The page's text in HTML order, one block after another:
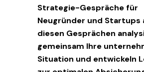
Strategie-Gespräche für
Neugründer und Startups
diesen Gesprächen
gemeinsam Ihre
Situation und entwickeln